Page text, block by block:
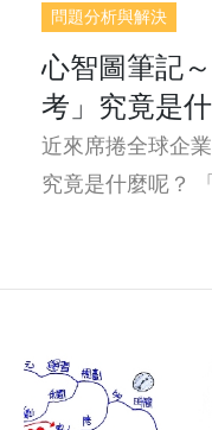
問題分析與解決
心智圖筆記
考」究竟是
近來席捲全球企
究竟是什麼呢？